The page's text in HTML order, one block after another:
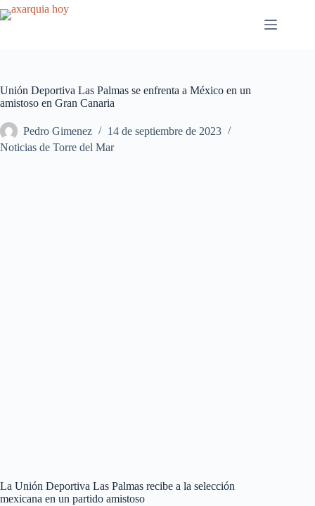
Saltar
al
Unión Deportiva Las Palmas se enfrenta a México en un
amistoso en Gran Canaria
Pedro Gimenez
14 de septiembre de 2023
Noticias de Torre del Mar
La Unión Deportiva Las Palmas recibe a la selección
mexicana en un partido amistoso